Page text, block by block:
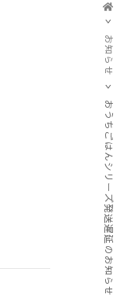
お知らせ
おうちごはんシリーズ発送遅延のお知らせ